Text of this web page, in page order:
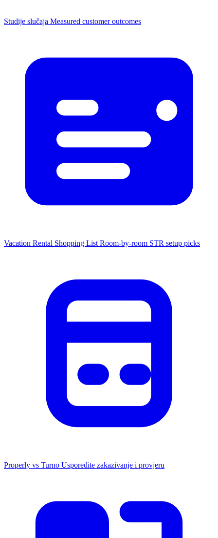
Studije slučaja Measured customer outcomes
Vacation Rental Shopping List Room-by-room STR setup picks
Properly vs Turno Usporedite zakazivanje i provjeru